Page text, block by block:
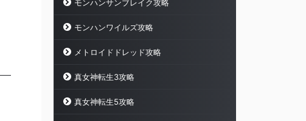
モンハンサンブレイク攻略
モンハンワイルズ攻略
メトロイドドレッド攻略
真女神転生3攻略
真女神転生5攻略